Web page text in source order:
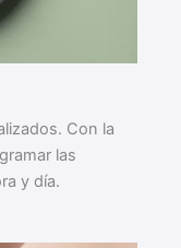
Con la
las
y día.